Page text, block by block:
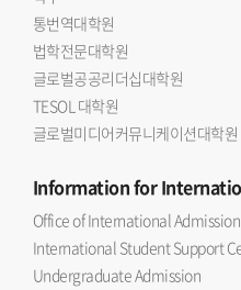
통번역대학원
법학전문대학원
글로벌공공리더십대학원
TESOL 대학원
글로벌미디어커뮤니케이션대학원
Informationfor
Office of International
International Student Support
Undergraduate Admission